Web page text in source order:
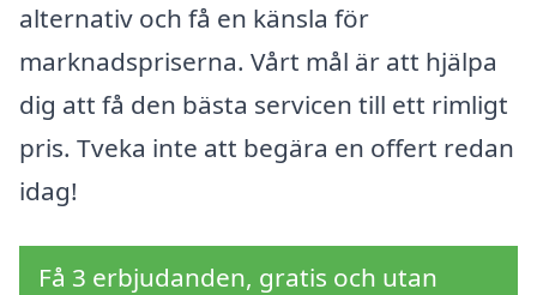
alternativ och få en känsla för
marknadspriserna. Vårt mål är att hjälpa
dig att få den bästa servicen till ett rimligt
pris. Tveka inte att begära en offert redan
idag!
Få 3 erbjudanden, gratis och utan